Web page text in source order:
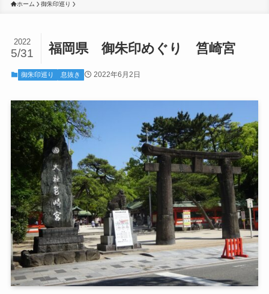
ホーム 御朱印巡り
福岡県 御朱印めぐり 筥崎宮
2022
5/31
御朱印巡り 息抜き 2022年6月2日